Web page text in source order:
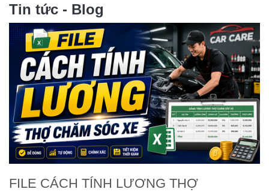
Tin tức - Blog
FILE CÁCH TÍNH LƯƠNG THỢ